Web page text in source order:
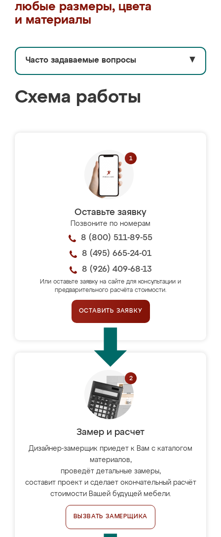
любые размеры, цвета
и материалы
Часто задаваемые вопросы ▼
Схема работы
Оставьте заявку
Позвоните по номерам
8 (800) 511-89-55
8 (495) 665-24-01
8 (926) 409-68-13
Или оставьте заявку на сайте для консультации и
предварительного расчёта стоимости.
ОСТАВИТЬ ЗАЯВКУ
Замер и расчет
Дизайнер-замерщик приедет к Вам с каталогом
материалов,
проведёт детальные замеры,
составит проект и сделает окончательный расчёт
стоимости Вашей будущей мебели.
ВЫЗВАТЬ ЗАМЕРЩИКА